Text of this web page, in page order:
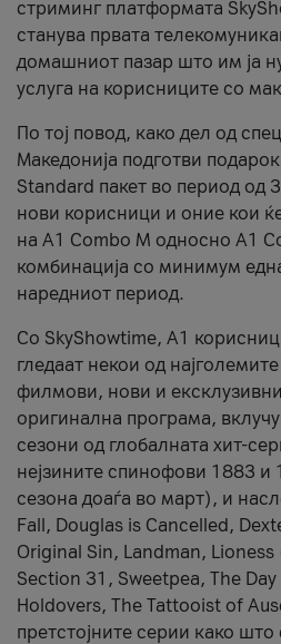
стриминг платформата
станува првата
домашниот пазар што им ја
услуга на корисниците со
По тој повод, како дел од
Македонија подготви
Standard пакет во период од
нови корисници и оние кои
на А1 Combo M односно А1
комбинација со минимум
наредниот период.
Со SkyShowtime, А1
гледаат некои од
филмови, нови и
оригинална програма,
сезони од глобалната хит-
нејзините спинофови 1883 и
сезона доаѓа во март), и
Fall, Douglas is Cancelled,
Original Sin, Landman,
Section 31, Sweetpea, The
Holdovers, The Tattooist of
претстојните серии како што